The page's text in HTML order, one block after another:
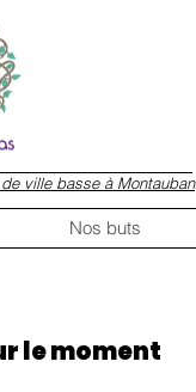
ville basse à Montauban
Nos buts
le moment